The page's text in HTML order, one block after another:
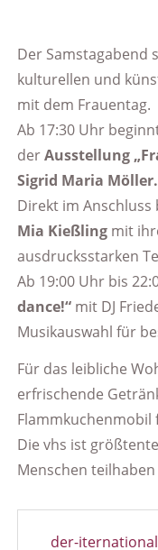
Der Samstagabend
kulturellen und
mit dem Frauentag.
Ab 17:30 Uhr
derAusstellung
Sigrid Maria Möller.
Direkt im Anschluss
Mia Kießlingmit
ausdrucksstarken
Ab 19:00 Uhr bis
dance!“mit DJ
Musikauswahl für
Für das leibliche
erfrischende
Flammkuchenmobil
Die vhs ist
Menschen
der-